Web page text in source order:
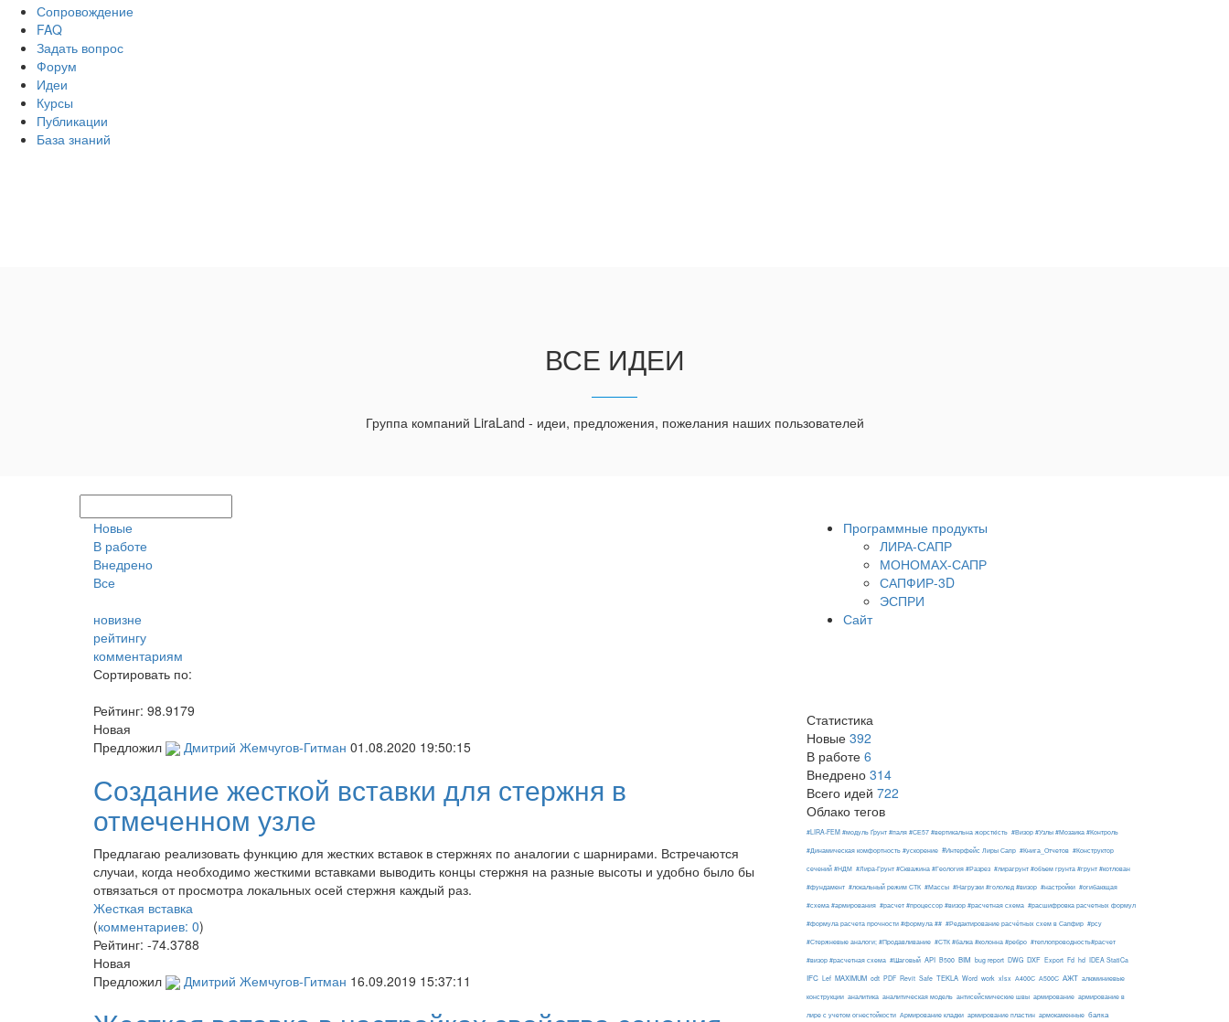
Сопровождение
FAQ
Задать вопрос
Форум
Идеи
Курсы
Публикации
База знаний
ВСЕ ИДЕИ
Группа компаний LiraLand - идеи, предложения, пожелания наших пользователей
Новые
В работе
Внедрено
Все
новизне
рейтингу
комментариям
Сортировать по:
Рейтинг: 98.9179
Новая
Предложил
Дмитрий Жемчугов-Гитман 01.08.2020 19:50:15
Создание жесткой вставки для стержня в
отмеченном узле
Предлагаю реализовать функцию для жестких вставок в стержнях по аналогии с шарнирами. Встречаются
случаи, когда необходимо жесткими вставками выводить концы стержня на разные высоты и удобно было бы
отвязаться от просмотра локальных осей стержня каждый раз.
Жесткая вставка
(комментариев: 0)
Рейтинг: -74.3788
Новая
Предложил
Дмитрий Жемчугов-Гитман 16.09.2019 15:37:11
Программные продукты
ЛИРА-САПР
МОНОМАХ-САПР
САПФИР-3D
ЭСПРИ
Сайт
Статистика
Новые 392
В работе 6
Внедрено 314
Всего идей 722
Облако тегов
#LIRA-FEM #модуль Ґрунт #паля #СЕ57 #вертикальна жорсткість #Визор #Узлы #Мозаика #Контроль
#Динамическая комфортность #ускорение #Интерфейс Лиры Сапр #Книга_Отчетов #Конструктор
сечений #НДМ #Лира-Грунт #Скважина #Геология #Разрез #лирагрунт #объем грунта #грунт #котлован
#фундамент #локальный режим СТК #Массы #Нагрузки #гололед #визор #настройки #огибающая
#схема #армирования #расчет #процессор #визор #расчетная схема #расшифровка расчетных формул
#формула расчета прочности #формула ## #Редактирование расчётных схем в Сапфир #рсу
#Стержневые аналоги; #Продавливание #СТК #балка #колонна #ребро #теплопроводность#расчет
#визор #расчетная схема #Шаговый API B500 BIM bug report DWG DXF Export Fd hd IDEA StatiCa
IFC Lef MAXIMUM odt PDF Revit Safe TEKLA Word work xlsx А400С А500С АЖТ алюминиевые
конструкции аналитика аналитическая модель антисейсмические швы армирование армирование в
лире с учетом огнестойкости Армирование кладки армирование пластин армокаменные балка